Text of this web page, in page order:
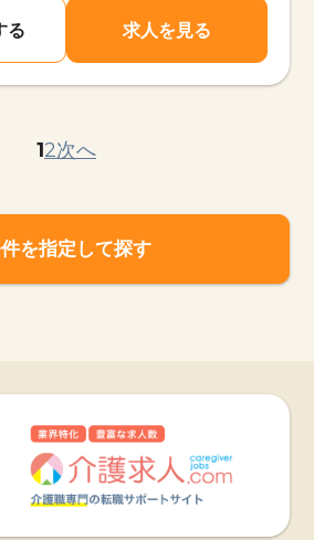
る 求人を見る
12次へ
を指定して探す